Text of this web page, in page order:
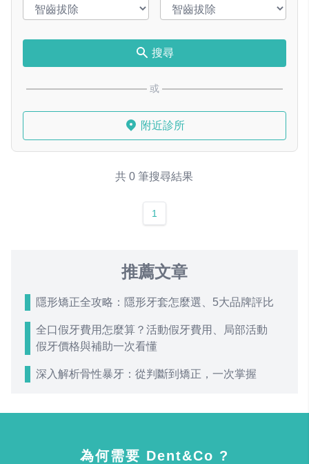
搜尋
或
附近診所
共 0 筆搜尋結果
1
推薦文章
隱形矯正全攻略：隱形牙套怎麼選、5大品牌評比
全口假牙費用怎麼算？活動假牙費用、局部活動
假牙價格與補助一次看懂
深入解析骨性暴牙：從判斷到矯正，一次掌握
為何需要 Dent&Co ?